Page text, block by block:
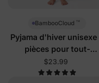
BambooCloud ™
Pyjama d'hiver unisexe
pièces pour tout-
petits/enfants motif
pingouin
$23.99